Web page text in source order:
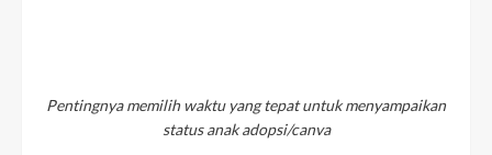
Pentingnya memilih waktu yang tepat untuk menyampaikan
status anak adopsi/canva